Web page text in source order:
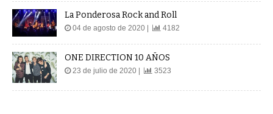
La Ponderosa Rock and Roll
04 de agosto de 2020 | 4182
ONE DIRECTION 10 AÑOS
23 de julio de 2020 | 3523